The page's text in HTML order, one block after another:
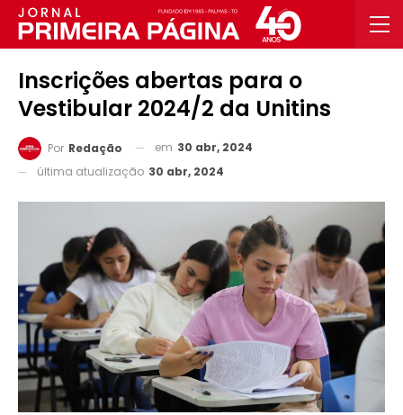
Inscrições abertas para o
Vestibular 2024/2 da Unitins
Por Redação em 30 abr, 2024
última atualização 30 abr, 2024